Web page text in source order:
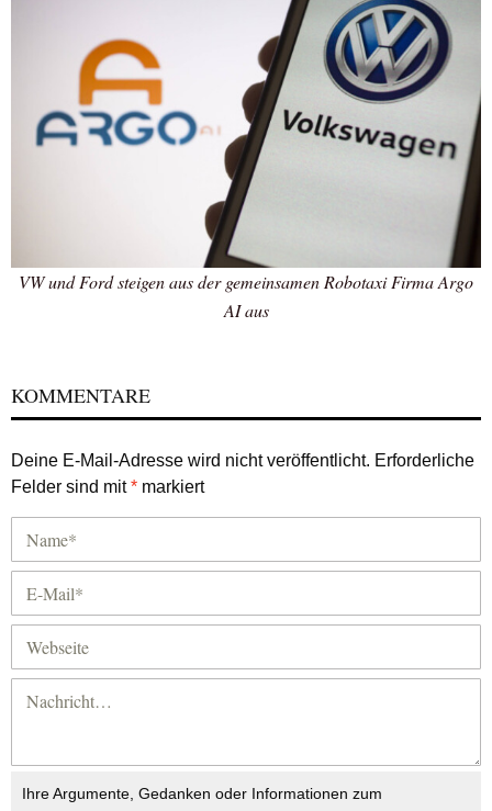
VW und Ford steigen aus der gemeinsamen Robotaxi Firma Argo
AI aus
KOMMENTARE
Deine E-Mail-Adresse wird nicht veröffentlicht. Erforderliche
Felder sind mit* markiert
Ihre Argumente, Gedanken oder Informationen zum